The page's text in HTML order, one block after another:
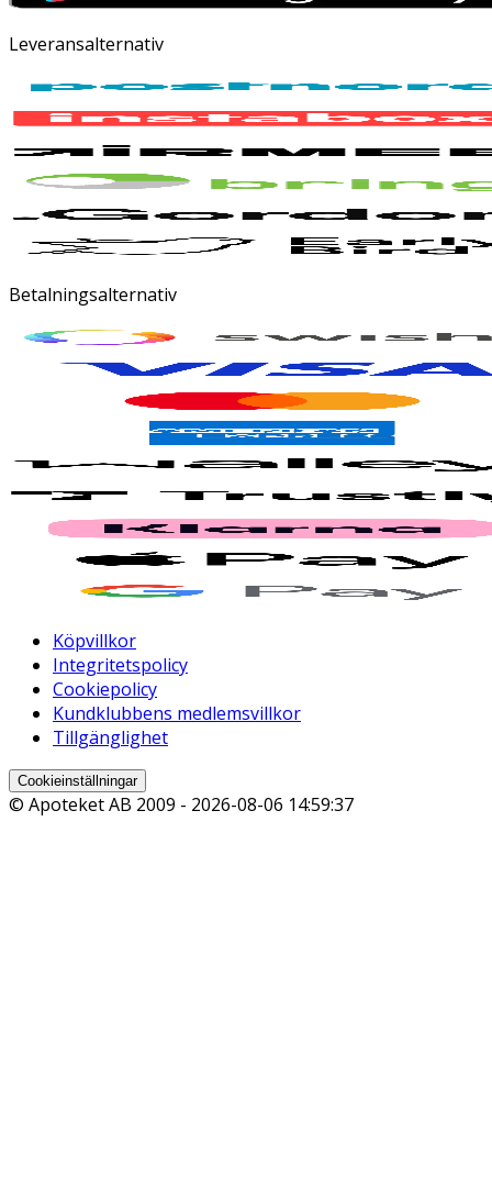
Leveransalternativ
Betalningsalternativ
Köpvillkor
Integritetspolicy
Cookiepolicy
Kundklubbens medlemsvillkor
Tillgänglighet
Cookieinställningar
© Apoteket AB 2009 - 2026-08-06 14:59:37